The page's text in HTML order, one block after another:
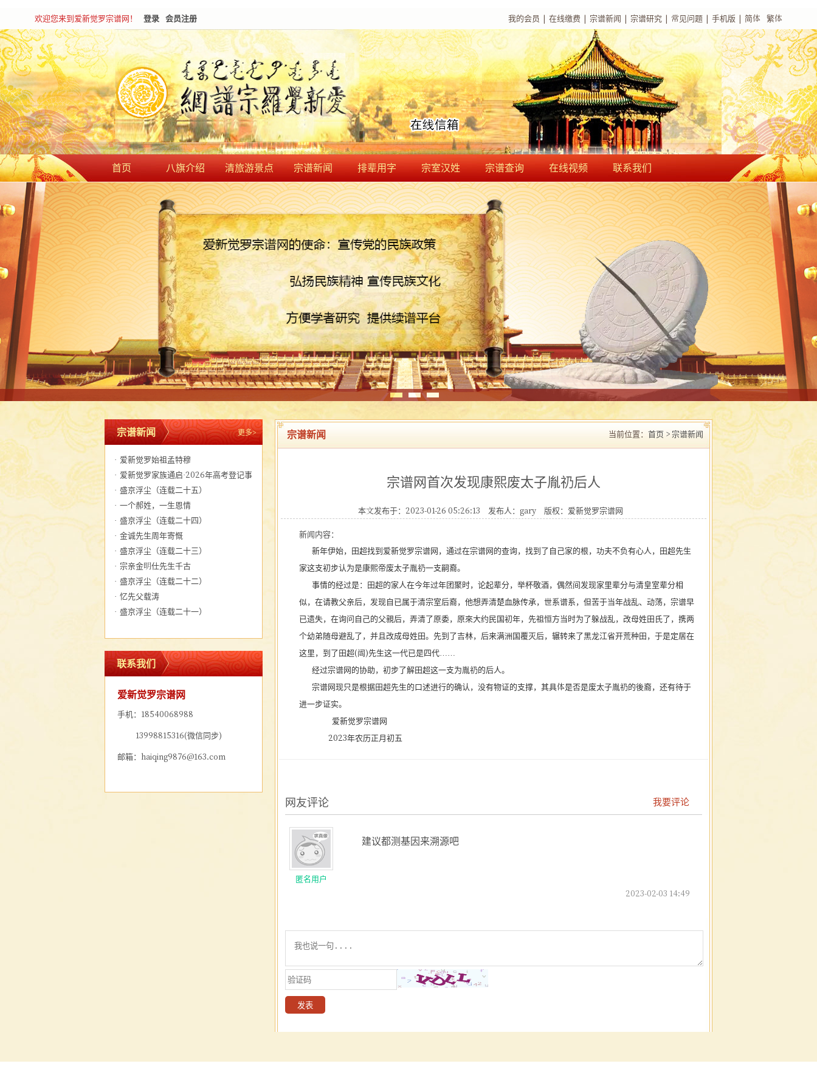
欢迎您来到爱新觉罗宗谱网！ 登录 会员注册 我的会员 在线缴费 宗谱新闻 宗谱研究 常见问题 手机版 简体 繁体
首页 八旗介绍 清旅游景点 宗谱新闻 排辈用字 宗室汉姓 宗谱查询 在线视频 联系我们
宗谱新闻 更多>
· 爱新觉罗始祖孟特穆
· 爱新觉罗家族通启·2026年高考登记事
宜· 盛京浮尘（连载二十五）
· 一个郝姓，一生恩情
· 盛京浮尘（连载二十四）
· 金诚先生周年寄慨
· 盛京浮尘（连载二十三）
· 宗亲金明仕先生千古
· 盛京浮尘（连载二十二）
· 忆先父载涛
· 盛京浮尘（连载二十一）
联系我们
爱新觉罗宗谱网
手机：18540068988
13998815316(微信同步)
邮箱：haiqing9876@163.com
宗谱新闻 当前位置： 首页 > 宗谱新闻
宗谱网首次发现康熙废太子胤礽后人
本文发布于：2023-01-26 05:26:13 发布人：gary 版权： 爱新觉罗宗谱网
新闻内容：
新年伊始，田超找到爱新觉罗宗谱网，通过在宗谱网的查询，找到了自己家的根，功夫不负有心人，田超先生
家这支初步认为是康熙帝废太子胤礽一支嗣裔。
事情的经过是：田超的家人在今年过年团聚时，论起辈分，举杯敬酒，偶然间发现家里辈分与清皇室辈分相
似，在请教父亲后，发现自已属于清宗室后裔，他想弄清楚血脉传承，世系谱系，但苦于当年战乱、动荡，宗谱早
已遗失，在询问自己的父親后，弄清了原委，原來大约民国初年，先祖恒方当时为了躲战乱，改母姓田氏了，携两
个幼弟随母避乱了，并且改成母姓田。先到了吉林，后来满洲国覆灭后，辗转来了黑龙江省开荒种田，于是定居在
这里，到了田超(闿 )先生这一代已是四代
经过宗谱网的协助，初步了解田超这一支为胤礽的后人。
宗谱网现只是根据田超先生的口述进行的确认，没有物证的支撑，其具体是否是废太子胤礽的後裔，还有待于
进一步证实。
爱新觉罗宗谱网
2023年农历正月初五
网友评论 我要评论
匿名用户
建议都测基因来溯源吧
2023-02-03 14:49